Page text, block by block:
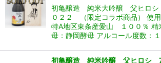
初亀醸造 純米大吟醸 父ヒ
０２２ （限定コラボ商品） 使
特A地区東条産愛山 １００％ 精
母：静岡酵母 アルコール度数：
初亀醸造 純米吟醸 父ヒロ